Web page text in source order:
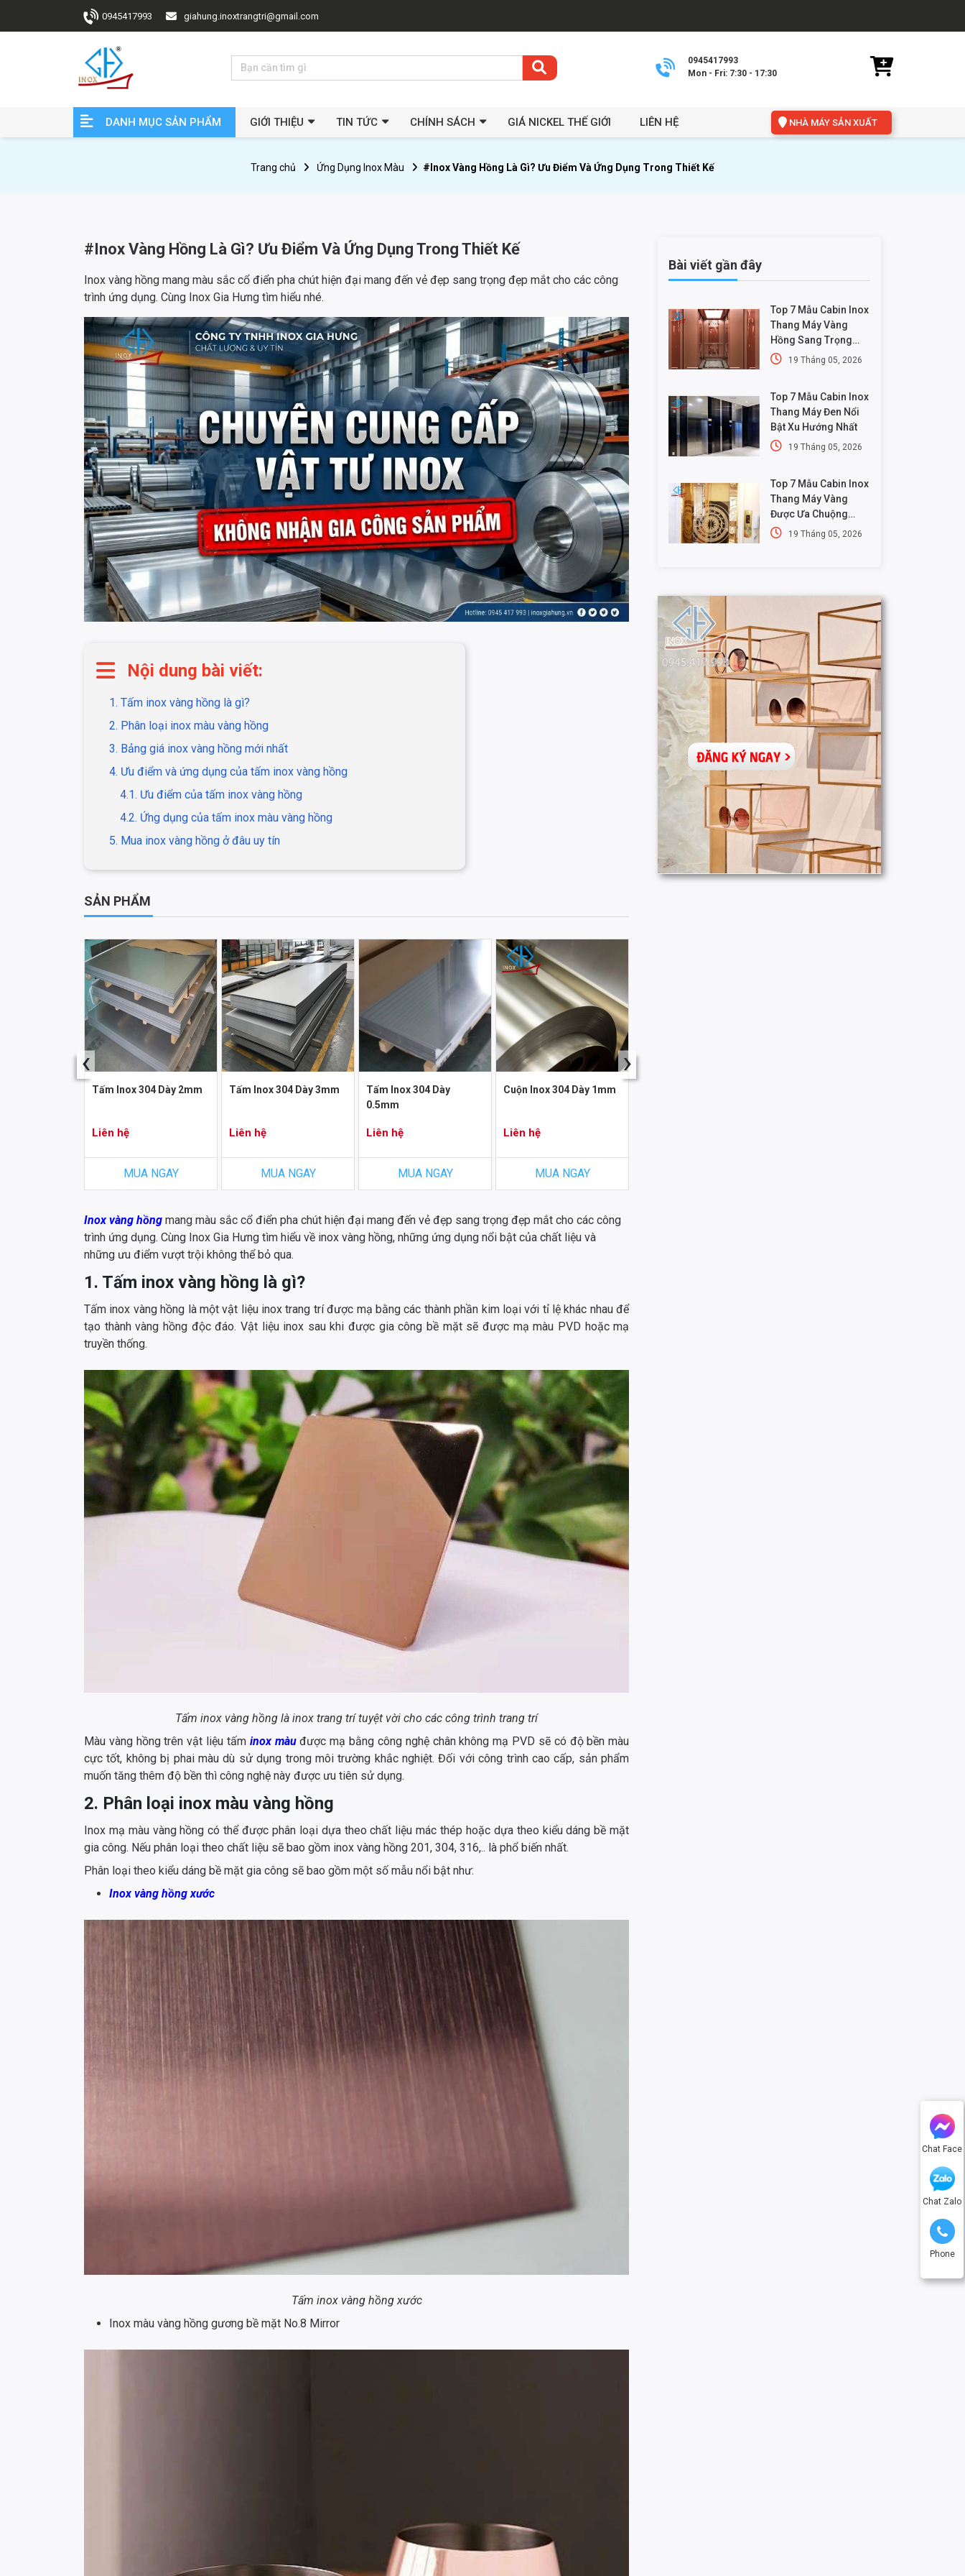
0945417993 giahung.inoxtrangtri@gmail.com
0945417993
Mon - Fri: 7:30 - 17:30
DANH MỤC SẢN PHẨM GIỚI THIỆU TIN TỨC CHÍNH SÁCH GIÁ NICKEL THẾ GIỚI LIÊN HỆ NHÀ MÁY SẢN XUẤT
Chat Face
Chat Zalo
Phone
Trang chủ Ứng Dụng Inox Màu #Inox Vàng Hồng Là Gì? Ưu Điểm Và Ứng Dụng Trong Thiết Kế
#Inox Vàng Hồng Là Gì? Ưu Điểm Và Ứng Dụng Trong Thiết Kế
Inox vàng hồng mang màu sắc cổ điển pha chút hiện đại mang đến vẻ đẹp sang trọng đẹp mắt cho các công
trình ứng dụng. Cùng Inox Gia Hưng tìm hiểu nhé.
Nội dung bài viết:
1. Tấm inox vàng hồng là gì?
2. Phân loại inox màu vàng hồng
3. Bảng giá inox vàng hồng mới nhất
4. Ưu điểm và ứng dụng của tấm inox vàng hồng
4.1. Ưu điểm của tấm inox vàng hồng
4.2. Ứng dụng của tấm inox màu vàng hồng
5. Mua inox vàng hồng ở đâu uy tín
SẢN PHẨM
Tấm Inox 304 Dày 2mm
Liên hệ
MUA NGAY
Tấm Inox 304 Dày 3mm
Liên hệ
MUA NGAY
Tấm Inox 304 Dày
0.5mm
Liên hệ
MUA NGAY
Cuộn Inox 304 Dày 1mm
Liên hệ
MUA NGAY
‹ ›
Inox vàng hồng mang màu sắc cổ điển pha chút hiện đại mang đến vẻ đẹp sang trọng đẹp mắt cho các công
trình ứng dụng. Cùng Inox Gia Hưng tìm hiểu về inox vàng hồng, những ứng dụng nổi bật của chất liệu và
những ưu điểm vượt trội không thể bỏ qua.
1. Tấm inox vàng hồng là gì?
Tấm inox vàng hồng là một vật liệu inox trang trí được mạ bằng các thành phần kim loại với tỉ lệ khác nhau để
tạo thành vàng hồng độc đáo. Vật liệu inox sau khi được gia công bề mặt sẽ được mạ màu PVD hoặc mạ
truyền thống.
Tấm inox vàng hồng là inox trang trí tuyệt vời cho các công trình trang trí
Màu vàng hồng trên vật liệu tấm inox màuđược mạ bằng công nghệ chân không mạ PVD sẽ có độ bền màu
cực tốt, không bị phai màu dù sử dụng trong môi trường khắc nghiệt. Đối với công trình cao cấp, sản phẩm
muốn tăng thêm độ bền thì công nghệ này được ưu tiên sử dụng.
2. Phân loại inox màu vàng hồng
Inox mạ màu vàng hồng có thể được phân loại dựa theo chất liệu mác thép hoặc dựa theo kiểu dáng bề mặt
gia công. Nếu phân loại theo chất liệu sẽ bao gồm inox vàng hồng 201, 304, 316,.. là phổ biến nhất.
Phân loại theo kiểu dáng bề mặt gia công sẽ bao gồm một số mẫu nổi bật như:
Inox vàng hồng xước
Tấm inox vàng hồng xước
Inox màu vàng hồng gương bề mặt No.8 Mirror
Bài viết gần đây
Top 7 Mẫu Cabin Inox
Thang Máy Vàng
Hồng Sang Trọng
Nhất19 Tháng 05, 2026
Top 7 Mẫu Cabin Inox
Thang Máy Đen Nổi
Bật Xu Hướng Nhất
19 Tháng 05, 2026
Top 7 Mẫu Cabin Inox
Thang Máy Vàng
Được Ưa Chuộng
Nhất19 Tháng 05, 2026